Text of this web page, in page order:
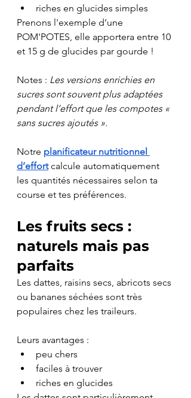
riches en glucides simples
Prenons l'exemple d’une
POM'POTES, elle apportera entre 10
et 15 g de glucides par gourde !
Notes : Les versions enrichies en
sucres sont souvent plus adaptées
pendant l’effort que les compotes «
sans sucres ajoutés ».
Notre planificateur nutritionnel
d’effort calcule automatiquement
les quantités nécessaires selon ta
course et tes préférences.
Les fruits secs :
naturels mais pas
parfaits
Les dattes, raisins secs, abricots secs
ou bananes séchées sont très
populaires chez les traileurs.
Leurs avantages :
peu chers
faciles à trouver
riches en glucides